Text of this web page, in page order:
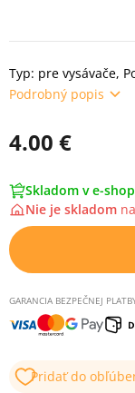
Typ: pre vysávače,
Podrobný popis
4.00 €
Skladom v e-
Nie je skladom na
GARANCIA BEZPEČNEJ
Pridať do